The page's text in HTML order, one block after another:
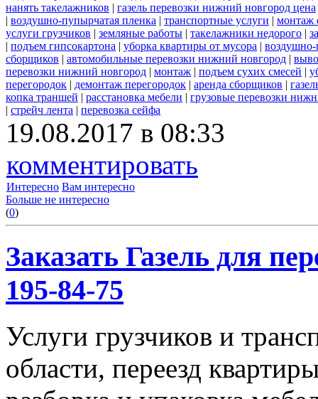
нанять такелажников | газель перевозки нижний новгород цена
| воздушно-пупырчатая пленка | транспортные услуги | монтаж
услуги грузчиков | земляные работы | такелажники недорого |
| подъем гипсокартона | уборка квартиры от мусора | воздушно-
сборщиков | автомобильные перевозки нижний новгород |
перевозки нижний новгород | монтаж | подъем сухих смесей |
перегородок | демонтаж перегородок | аренда сборщиков |
копка траншей | расстановка мебели | грузовые перевозки
| стрейч лента | перевозка сейфа
19.08.2017 в 08:33
комментировать
Интересно Вам интересно
Больше не интересно
(0)
Заказать Газель для
195-84-75
Услуги грузчиков и
области, переезд